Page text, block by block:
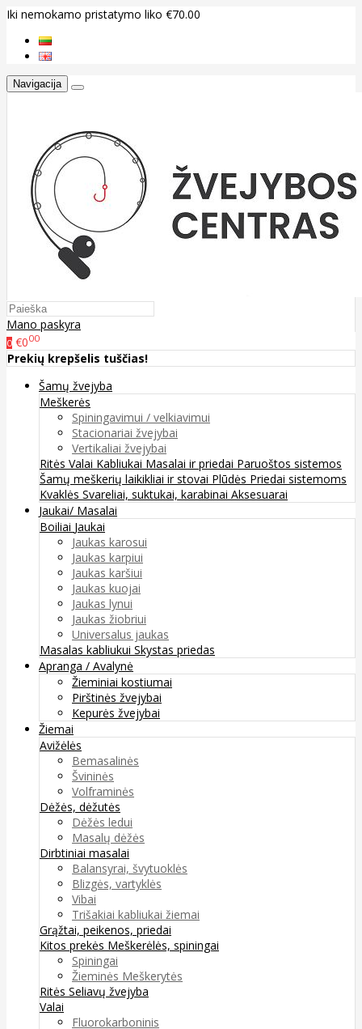
Iki nemokamo pristatymo liko €70.00
Navigacija
Mano paskyra
0 €000
Prekių krepšelis tuščias!
Šamų žvejyba
Meškerės
Spiningavimui / velkiavimui
Stacionariai žvejybai
Vertikaliai žvejybai
Ritės Valai Kabliukai Masalai ir priedai Paruoštos sistemos
Šamų meškerių laikikliai ir stovai Plūdės Priedai sistemoms
Kvaklės Svareliai, suktukai, karabinai Aksesuarai
Jaukai/ Masalai
Boiliai Jaukai
Jaukas karosui
Jaukas karpiui
Jaukas karšiui
Jaukas kuojai
Jaukas lynui
Jaukas žiobriui
Universalus jaukas
Masalas kabliukui Skystas priedas
Apranga / Avalynė
Žieminiai kostiumai
Pirštinės žvejybai
Kepurės žvejybai
Žiemai
Avižėlės
Bemasalinės
Švininės
Volframinės
Dėžės, dėžutės
Dėžės ledui
Masalų dėžės
Dirbtiniai masalai
Balansyrai, švytuoklės
Blizgės, vartyklės
Vibai
Trišakiai kabliukai žiemai
Grąžtai, peikenos, priedai
Kitos prekės Meškerėlės, spiningai
Spiningai
Žieminės Meškerytės
Ritės Seliavų žvejyba
Valai
Fluorokarboninis